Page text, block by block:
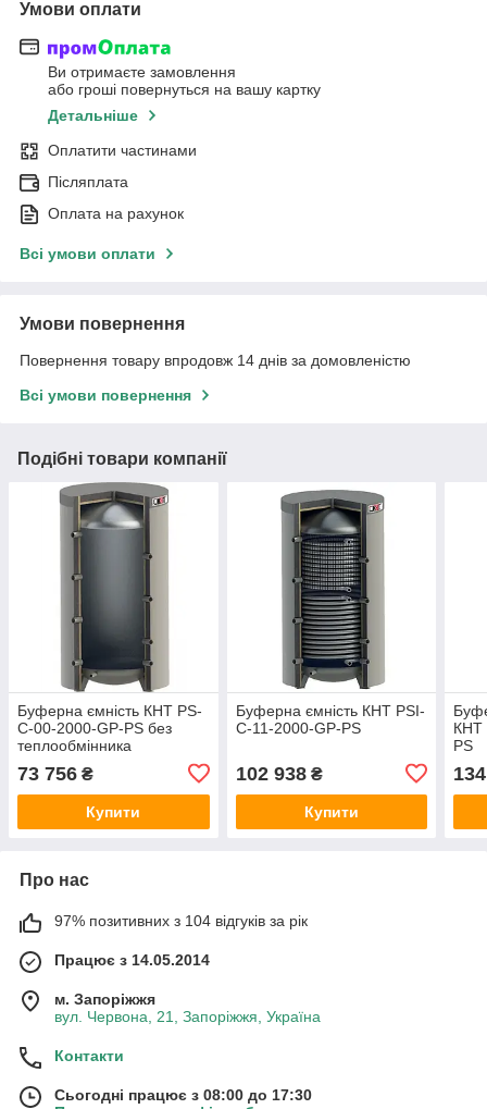
Умови оплати
Ви отримаєте замовлення
або гроші повернуться на вашу картку
Детальніше
Оплатити частинами
Післяплата
Оплата на рахунок
Всі умови оплати
Умови повернення
Повернення товару впродовж 14 днів за домовленістю
Всі умови повернення
Подібні товари компанії
Буферна ємність КНТ PS-
C-00-2000-GP-PS без
теплообмінника
73 756 ₴
Купити
Буферна ємність КНТ PSІ-
C-11-2000-GP-PS
102 938₴
Купити
КНТ
PS
Про нас
97% позитивних з 104 відгуків за рік
Працює з 14.05.2014
м. Запоріжжя
вул. Червона, 21, Запоріжжя, Україна
Контакти
Сьогодні працює з 08:00 до 17:30